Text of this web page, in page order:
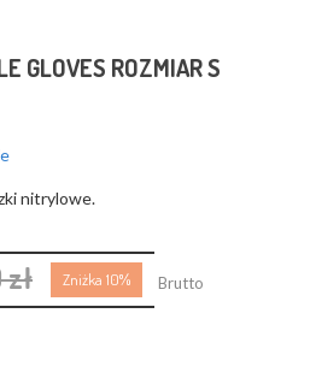
GLOVES ROZMIAR S
nitrylowe.
Zniżka 10% Brutto